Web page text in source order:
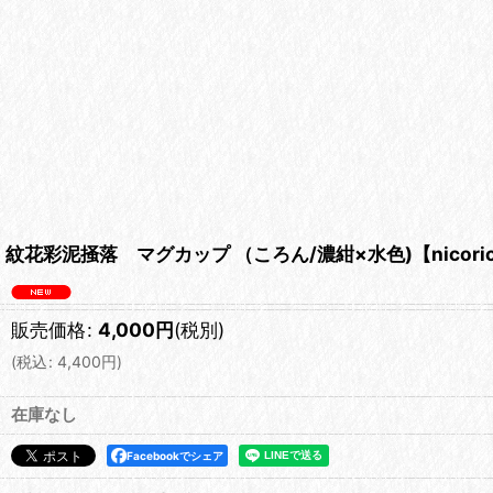
紋花彩泥掻落 マグカップ （ころん/濃紺×水色)【
販売価格: 4,000円(税別)
(税込: 4,400円)
在庫なし
Facebookでシェア